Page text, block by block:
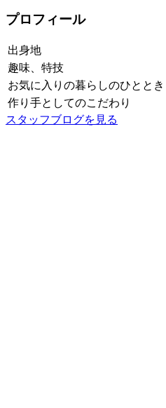
プロフィール
出身地
趣味、特技
お気に入りの暮らしのひととき
作り手としてのこだわり
スタッフブログを見る